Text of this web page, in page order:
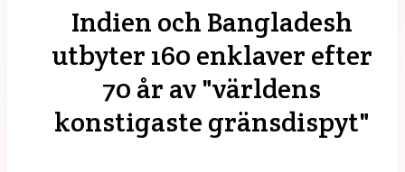
Indien och Bangladesh
utbyter 160 enklaver efter
70 år av "världens
konstigaste gränsdispyt"